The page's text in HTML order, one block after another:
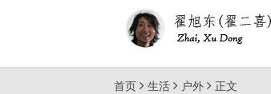
首页 生活 户外 正文